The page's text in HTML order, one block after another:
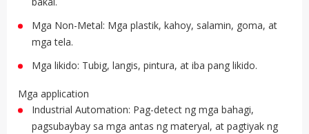
Mga Non-Metal: Mga plastik, kahoy, salamin, goma, at
mga tela.
Mga likido: Tubig, langis, pintura, at iba pang likido.
Mga application
Industrial Automation: Pag-detect ng mga bahagi,
pagsubaybay sa mga antas ng materyal, at pagtiyak ng